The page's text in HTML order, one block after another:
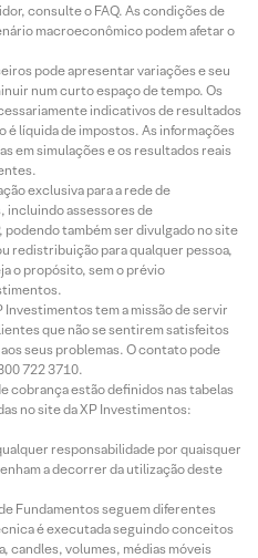
consulte o FAQ. As condições de
macroeconômico podem afetar o
pode apresentar variações e seu
num curto espaço de tempo. Os
indicativos de resultados
é líquida de impostos. As informações
em simulações e os resultados reais
exclusiva para a rede de
incluindo assessores de
também ser divulgado no site
redistribuição para qualquer pessoa,
o propósito, sem o prévio
Investimentos tem a missão de servir
que não se sentirem satisfeitos
seus problemas. O contato pode
722 3710.
cobrança estão definidos nas tabelas
no site da XP Investimentos:
responsabilidade por quaisquer
a decorrer da utilização deste
Fundamentos seguem diferentes
é executada seguindo conceitos
candles, volumes, médias móveis